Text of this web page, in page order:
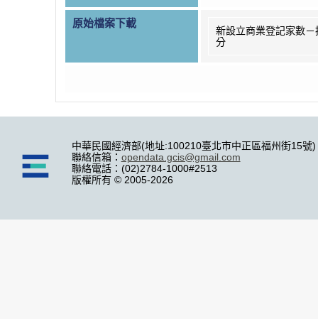
原始檔案下載
新設立商業登記家數－
分
中華民國經濟部(地址:100210臺北市中正區福州街15號)
聯絡信箱： opendata.gcis@gmail.com
聯絡電話：(02)2784-1000#2513
版權所有 © 2005-2026